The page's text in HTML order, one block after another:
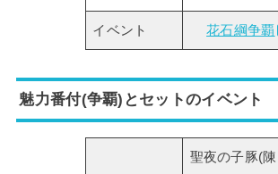
イベント 花石綱争覇
魅力番付(争覇)とセットのイベント
聖夜の子豚(